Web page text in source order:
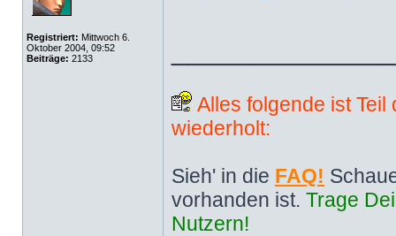
Registriert: Mittwoch 6.
Oktober 2004, 09:52
Beiträge: 2133
Alles folgende ist
wiederholt:
Sieh' in die FAQ!
vorhanden ist. Trage
Nutzern!